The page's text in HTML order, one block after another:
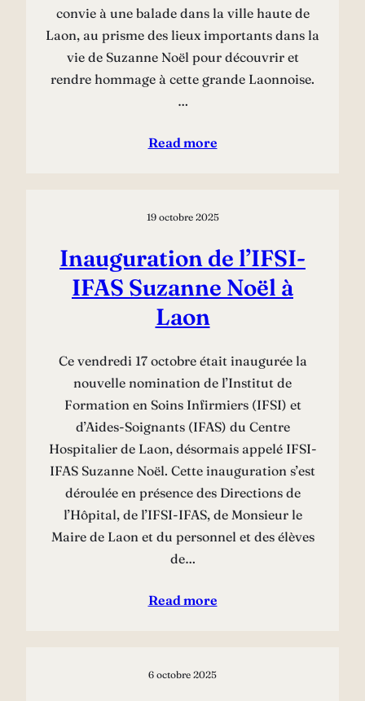
convie à une balade dans la ville haute de
Laon, au prisme des lieux importants dans la
vie de Suzanne Noël pour découvrir et
rendre hommage à cette grande Laonnoise.
…
Read more
19 octobre 2025
Inauguration de l’IFSI-
IFAS Suzanne Noël à
Laon
Ce vendredi 17 octobre était inaugurée la
nouvelle nomination de l’Institut de
Formation en Soins Infirmiers (IFSI) et
d’Aides-Soignants (IFAS) du Centre
Hospitalier de Laon, désormais appelé IFSI-
IFAS Suzanne Noël. Cette inauguration s’est
déroulée en présence des Directions de
l’Hôpital, de l’IFSI-IFAS, de Monsieur le
Maire de Laon et du personnel et des élèves
de…
Read more
6 octobre 2025